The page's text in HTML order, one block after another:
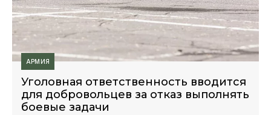
АРМИЯ
Уголовная ответственность вводится
для добровольцев за отказ выполнять
боевые задачи